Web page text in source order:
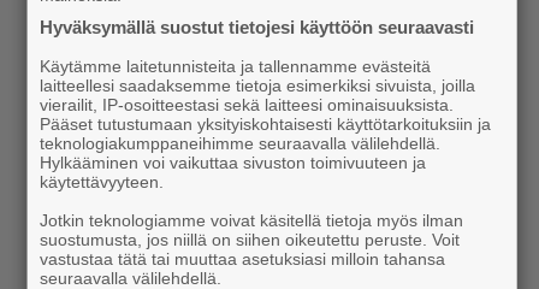
Hyväksymällä suostut tietojesi käyttöön seuraavasti
Käytämme laitetunnisteita ja tallennamme evästeitä
laitteellesi saadaksemme tietoja esimerkiksi sivuista, joilla
vierailit, IP-osoitteestasi sekä laitteesi ominaisuuksista.
Pääset tutustumaan yksityiskohtaisesti käyttötarkoituksiin ja
teknologiakumppaneihimme seuraavalla välilehdellä.
Hylkääminen voi vaikuttaa sivuston toimivuuteen ja
käytettävyyteen.
Jotkin teknologiamme voivat käsitellä tietoja myös ilman
suostumusta, jos niillä on siihen oikeutettu peruste. Voit
vastustaa tätä tai muuttaa asetuksiasi milloin tahansa
seuraavalla välilehdellä.